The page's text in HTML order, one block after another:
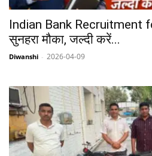
Indian Bank Recruitment
सुनहरा मौका, जल्दी करें...
Diwanshi - 2026-04-09